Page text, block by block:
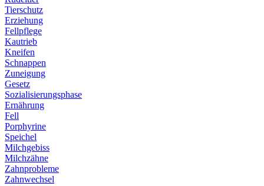
Tierschutz
Erziehung
Fellpflege
Kautrieb
Kneifen
Schnappen
Zuneigung
Gesetz
Sozialisierungsphase
Ernährung
Fell
Porphyrine
Speichel
Milchgebiss
Milchzähne
Zahnprobleme
Zahnwechsel